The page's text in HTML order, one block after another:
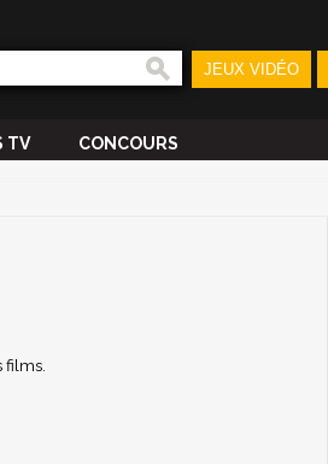
JEUX VIDÉO
TV CONCOURS
films.